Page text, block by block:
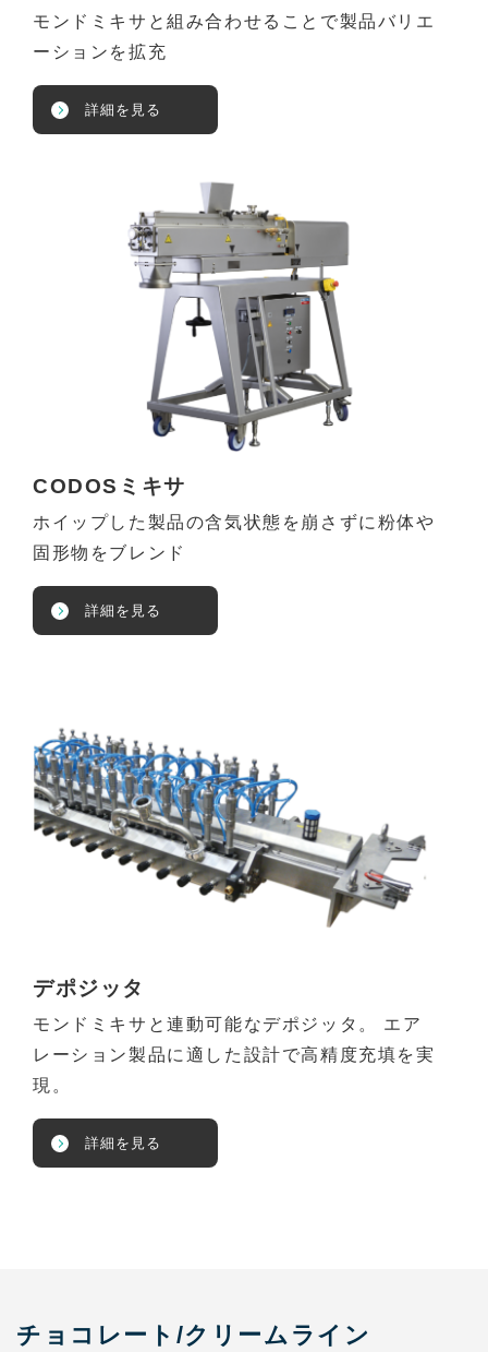
モンドミキサと組み合わせることで製品バリエ
ーションを拡充
詳細を見る
CODOSミキサ
ホイップした製品の含気状態を崩さずに粉体や
固形物をブレンド
詳細を見る
デポジッタ
モンドミキサと連動可能なデポジッタ。 エア
レーション製品に適した設計で高精度充填を実
現。
詳細を見る
チョコレート/クリームライン